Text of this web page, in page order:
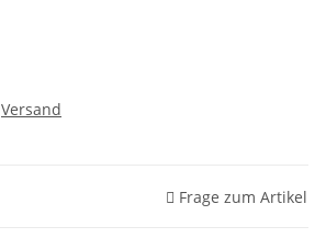
Versand
Frage zum Artikel